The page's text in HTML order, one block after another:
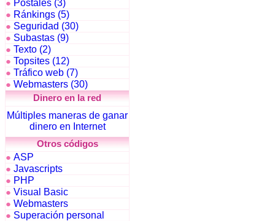
● Postales (3)
● Ránkings (5)
● Seguridad (30)
● Subastas (9)
● Texto (2)
● Topsites (12)
● Tráfico web (7)
● Webmasters (30)
Dinero en la red
Múltiples maneras de ganar
dinero en Internet
Otros códigos
● ASP
● Javascripts
● PHP
● Visual Basic
● Webmasters
● Superación personal